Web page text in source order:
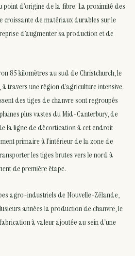
d’origine de la fibre. La proximité des
de matériaux durables sur le
d’augmenter sa production et de
85 kilomètres au sud de Christchurch, le
travers une région d’agriculture intensive.
des tiges de chanvre sont regroupés
plus vastes du Mid-Canterbury, de
la ligne de décortication à cet endroit
primaire à l’intérieur de la zone de
les tiges brutes vers le nord à
de première étape.
agro-industriels de Nouvelle-Zélande,
années la production de chanvre, le
à valeur ajoutée au sein d’une